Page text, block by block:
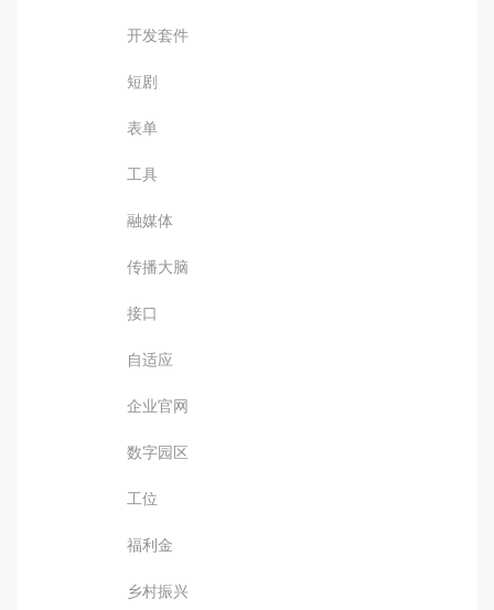
开发套件
短剧
表单
工具
融媒体
传播大脑
接口
自适应
企业官网
数字园区
工位
福利金
乡村振兴